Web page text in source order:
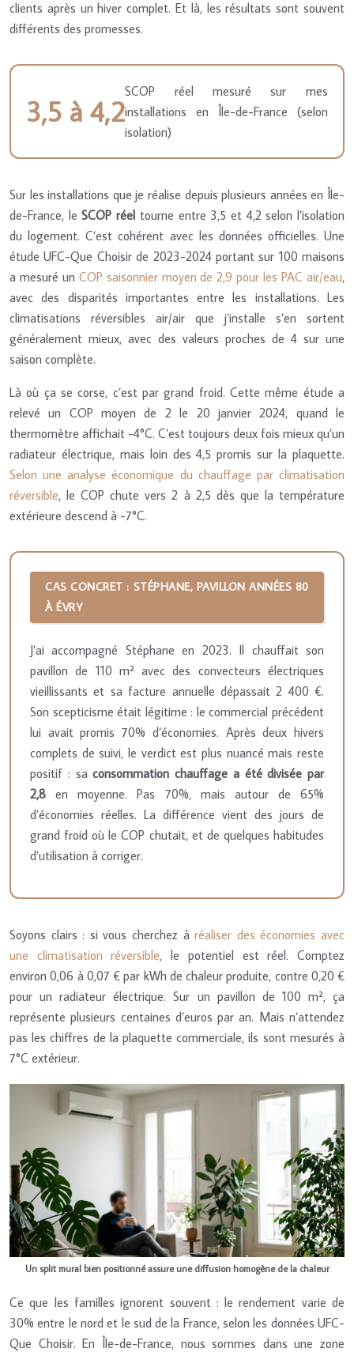
clients après un hiver complet. Et là, les résultats sont souvent
différents des promesses.
3,5 à 4,2
SCOP réel mesuré sur mes
installations en Île-de-France (selon
isolation)
Sur les installations que je réalise depuis plusieurs années en Île-
de-France, leSCOP réel tourne entre 3,5 et 4,2 selon l’isolation
du logement. C’est cohérent avec les données officielles. Une
étude UFC-Que Choisir de 2023-2024 portant sur 100 maisons
a mesuré un COP saisonnier moyen de 2,9 pour les PAC air/eau,
avec des disparités importantes entre les installations. Les
climatisations réversibles air/air que j’installe s’en sortent
généralement mieux, avec des valeurs proches de 4 sur une
saison complète.
Là où ça se corse, c’est par grand froid. Cette même étude a
relevé un COP moyen de 2 le 20 janvier 2024, quand le
thermomètre affichait -4°C. C’est toujours deux fois mieux qu’un
radiateur électrique, mais loin des 4,5 promis sur la plaquette.
Selon une analyse économique du chauffage par climatisation
réversible, le COP chute vers 2 à 2,5 dès que la température
extérieure descend à -7°C.
CAS CONCRET : STÉPHANE, PAVILLON ANNÉES 80
À ÉVRY
J’ai accompagné Stéphane en 2023. Il chauffait son
pavillon de 110 m² avec des convecteurs électriques
vieillissants et sa facture annuelle dépassait 2 400 €.
Son scepticisme était légitime : le commercial précédent
lui avait promis 70% d’économies. Après deux hivers
complets de suivi, le verdict est plus nuancé mais reste
positif : saconsommation chauffage a été divisée par
2,8 en moyenne. Pas 70%, mais autour de 65%
d’économies réelles. La différence vient des jours de
grand froid où le COP chutait, et de quelques habitudes
d’utilisation à corriger.
Soyons clairs : si vous cherchez àréaliser des économies avec
une climatisation réversible, le potentiel est réel. Comptez
environ 0,06 à 0,07 € par kWh de chaleur produite, contre 0,20 €
pour un radiateur électrique. Sur un pavillon de 100 m², ça
représente plusieurs centaines d’euros par an. Mais n’attendez
pas les chiffres de la plaquette commerciale, ils sont mesurés à
7°C extérieur.
Un split mural bien positionné assure une diffusion homogène de la chaleur
Ce que les familles ignorent souvent : le rendement varie de
30% entre le nord et le sud de la France, selon les données UFC-
Que Choisir. En Île-de-France, nous sommes dans une zone